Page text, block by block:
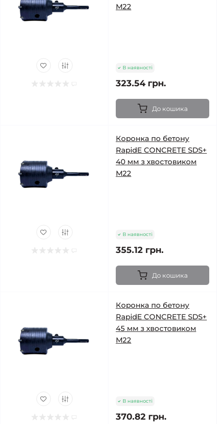
М22
В наявності
323.54 грн.
До кошика
Коронка по бетону
RapidE CONCRETE SDS+
40 мм з хвостовиком
М22
В наявності
355.12 грн.
До кошика
Коронка по бетону
RapidE CONCRETE SDS+
45 мм з хвостовиком
М22
В наявності
370.82 грн.